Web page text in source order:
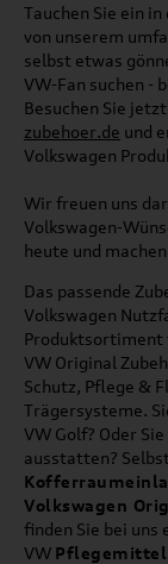
Tauchen Sie ein
von unserem
selbst etwas
VW-Fan suchen -
Besuchen Sie
zubehoer.de und
Volkswagen
Wir freuen uns
Volkswagen-
heute und
Das passende
Volkswagen
Produktsortiment
VW Original
Schutz, Pflege &
Trägersysteme.
VW Golf? Oder
ausstatten?
Volkswagen
finden Sie bei uns
VW Pflegemittel